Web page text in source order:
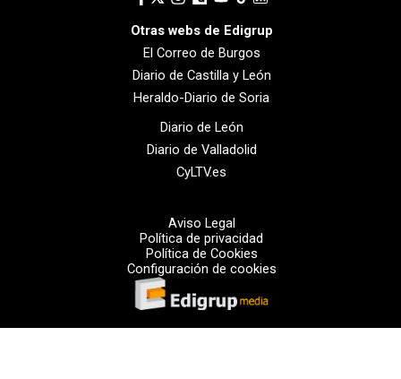
Otras webs de Edigrup
El Correo de Burgos
Diario de Castilla y León
Heraldo-Diario de Soria
Diario de León
Diario de Valladolid
CyLTV.es
Aviso Legal
Política de privacidad
Política de Cookies
Configuración de cookies